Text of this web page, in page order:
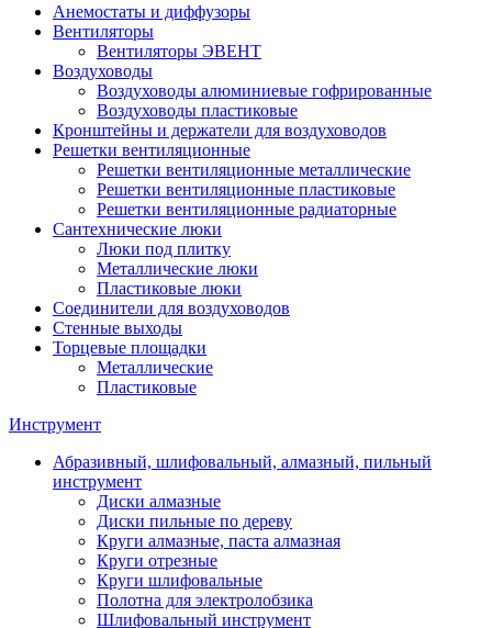
Анемостаты и диффузоры
Вентиляторы
Вентиляторы ЭВЕНТ
Воздуховоды
Воздуховоды алюминиевые гофрированные
Воздуховоды пластиковые
Кронштейны и держатели для воздуховодов
Решетки вентиляционные
Решетки вентиляционные металлические
Решетки вентиляционные пластиковые
Решетки вентиляционные радиаторные
Сантехнические люки
Люки под плитку
Металлические люки
Пластиковые люки
Соединители для воздуховодов
Стенные выходы
Торцевые площадки
Металлические
Пластиковые
Инструмент
Абразивный, шлифовальный, алмазный, пильный
инструмент
Диски алмазные
Диски пильные по дереву
Круги алмазные, паста алмазная
Круги отрезные
Круги шлифовальные
Полотна для электролобзика
Шлифовальный инструмент